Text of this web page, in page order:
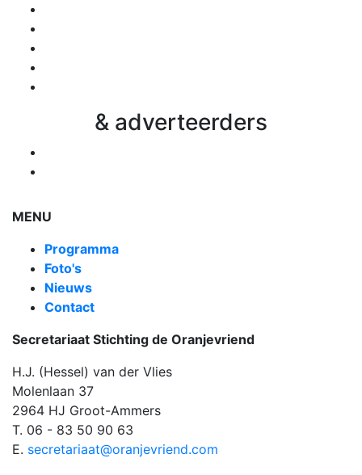
& adverteerders
MENU
Programma
Foto's
Nieuws
Contact
Secretariaat Stichting de Oranjevriend
H.J. (Hessel) van der Vlies
Molenlaan 37
2964 HJ Groot-Ammers
T. 06 - 83 50 90 63
E. secretariaat@oranjevriend.com